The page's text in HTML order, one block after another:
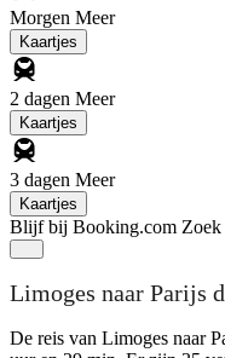
Morgen Meer
Kaartjes
2 dagen Meer
Kaartjes
3 dagen Meer
Kaartjes
Blijf bij Booking.com Zoek
Limoges naar Parijs
De reis van Limoges naar